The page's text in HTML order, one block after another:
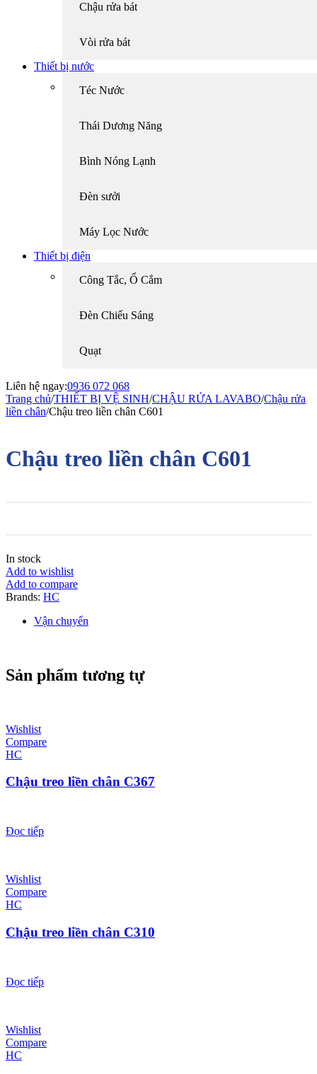
Chậu rửa bát
Vòi rửa bát
Thiết bị nước
Téc Nước
Thái Dương Năng
Bình Nóng Lạnh
Đèn sưởi
Máy Lọc Nước
Thiết bị điện
Công Tắc, Ổ Cắm
Đèn Chiếu Sáng
Quạt
Liên hệ ngay:0936 072 068
Trang chủ/THIẾT BỊ VỆ SINH/CHẬU RỬA LAVABO/Chậu rửa
liền chân/Chậu treo liền chân C601
Chậu treo liền chân C601
In stock
Add to wishlist
Add to compare
Brands: HC
Vận chuyển
Sản phẩm tương tự
Wishlist
Compare
HC
Chậu treo liền chân C367
Đọc tiếp
Wishlist
Compare
HC
Chậu treo liền chân C310
Đọc tiếp
Wishlist
Compare
HC